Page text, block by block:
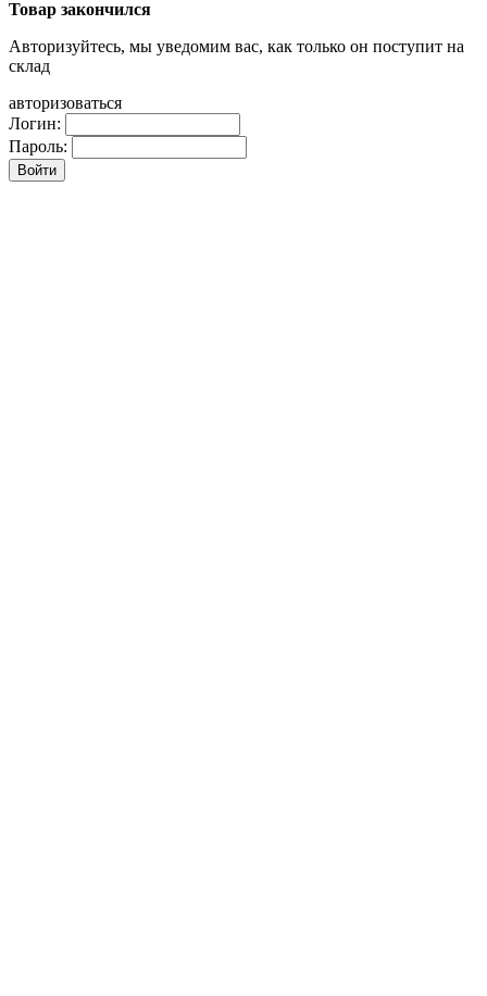
Товар закончился
Авторизуйтесь, мы уведомим вас, как только он поступит на
склад
авторизоваться
Логин:
Пароль: